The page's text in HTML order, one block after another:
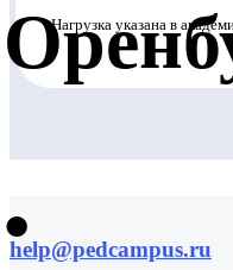
•
Нагрузка указана в
help@pedcampus.ru